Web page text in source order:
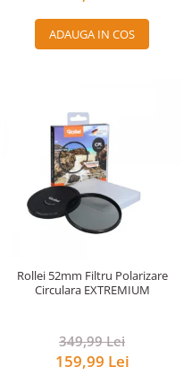
ADAUGA IN COS
Rollei 52mm Filtru Polarizare
Circulara EXTREMIUM
349,99 Lei
159,99 Lei